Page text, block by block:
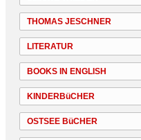
THOMAS JESCHNER
LITERATUR
BOOKS IN ENGLISH
KINDERBüCHER
OSTSEE BüCHER